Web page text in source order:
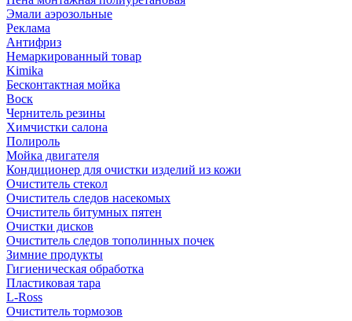
Эмали аэрозольные
Реклама
Антифриз
Немаркированный товар
Kimika
Бесконтактная мойка
Воск
Чернитель резины
Химчистки салона
Полироль
Мойка двигателя
Кондиционер для очистки изделий из кожи
Очиститель стекол
Очиститель следов насекомых
Очиститель битумных пятен
Очистки дисков
Очиститель следов тополинных почек
Зимние продукты
Гигиеническая обработка
Пластиковая тара
L-Ross
Очиститель тормозов